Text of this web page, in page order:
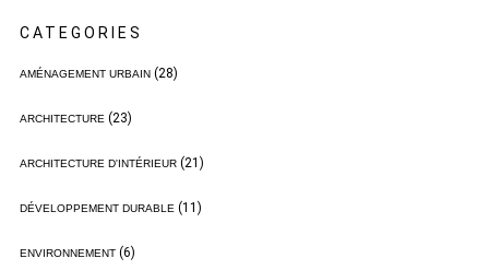
CATEGORIES
AMÉNAGEMENT URBAIN(28)
ARCHITECTURE (23)
ARCHITECTURE D'INTÉRIEUR(21)
DÉVELOPPEMENT DURABLE (11)
ENVIRONNEMENT(6)